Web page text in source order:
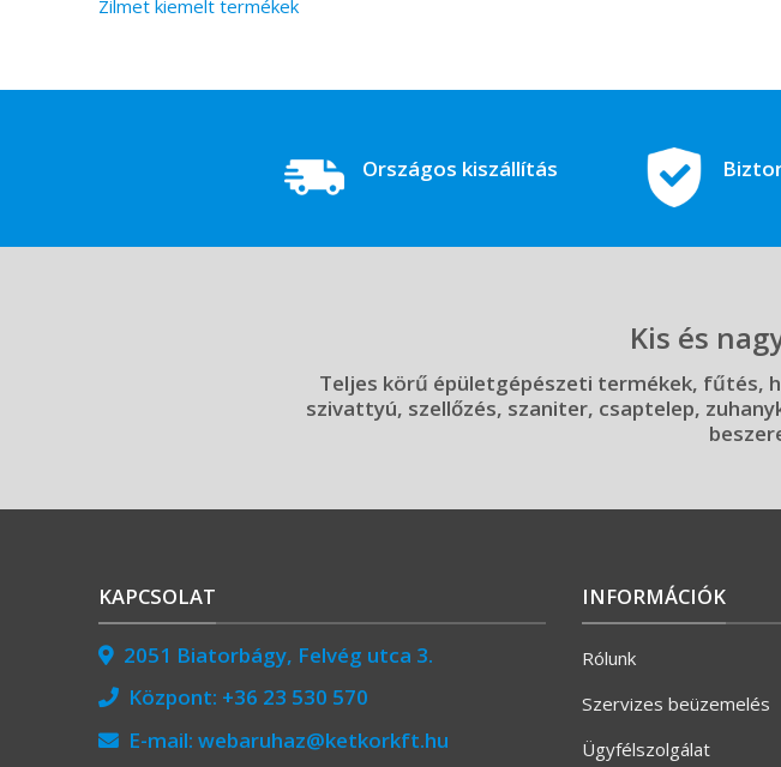
Zilmet kiemelt termékek
Országos kiszállítás
Kis és
Teljes körű épületgépészeti termékek, fűtés,
szivattyú, szellőzés, szaniter, csaptelep,
KAPCSOLAT
2051 Biatorbágy, Felvég utca 3.
Központ: +36 23 530 570
E-mail: webaruhaz@ketkorkft.hu
INFORMÁCIÓK
Rólunk
Szervizes beüzemelés
Ügyfélszolgálat